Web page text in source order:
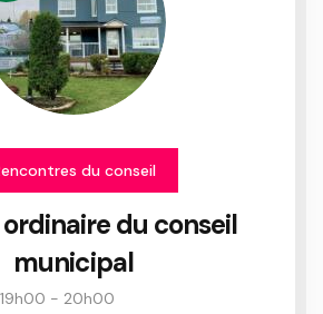
du conseil
du conseil
municipal
- 20h00